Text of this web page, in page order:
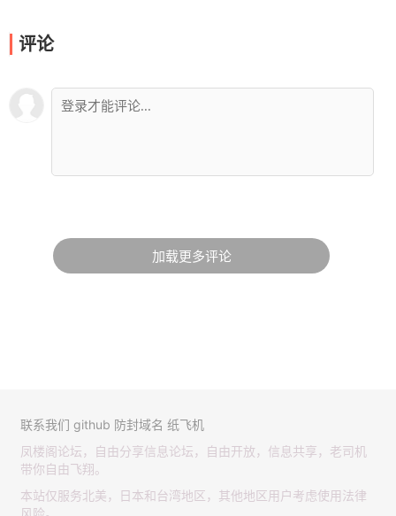
评论
加载更多评论
联系我们 github 防封域名 纸飞机
凤楼阁论坛，自由分享信息论坛，自由开放，信息共享，老司机
带你自由飞翔。
本站仅服务北美，日本和台湾地区，其他地区用户考虑使用法律
风险。